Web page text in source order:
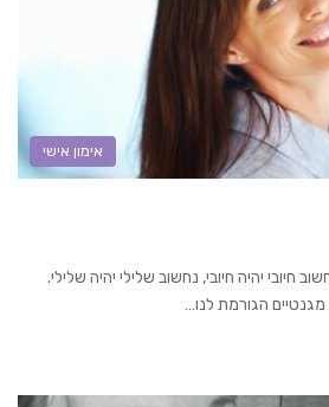
אימון אישי
יהיה חיובי, נחשוב שלילי יהיה שלילי.
הגורמת לנו…